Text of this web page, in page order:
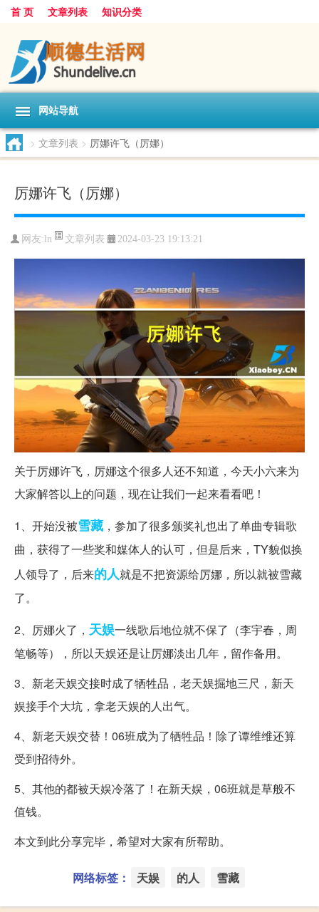
首 页 文章列表 知识分类
网站导航
> 文章列表 > 厉娜许飞（厉娜）
厉娜许飞（厉娜）
网友:ln 文章列表 2024-03-23 19:13:21
关于厉娜许飞，厉娜这个很多人还不知道，今天小六来为
大家解答以上的问题，现在让我们一起来看看吧！
1、开始没被雪藏 ，参加了很多颁奖礼也出了单曲专辑歌
曲，获得了一些奖和媒体人的认可，但是后来，TY貌似换
人领导了，后来的人就是不把资源给厉娜，所以就被雪藏
了。
2、厉娜火了， 天娱一线歌后地位就不保了（李宇春，周
笔畅等），所以天娱还是让厉娜淡出几年，留作备用。
3、新老天娱交接时成了牺牲品，老天娱掘地三尺，新天
娱接手个大坑，拿老天娱的人出气。
4、新老天娱交替！06班成为了牺牲品！除了谭维维还算
受到招待外。
5、其他的都被天娱冷落了！在新天娱，06班就是草般不
值钱。
本文到此分享完毕，希望对大家有所帮助。
网络标签： 天娱 的人 雪藏